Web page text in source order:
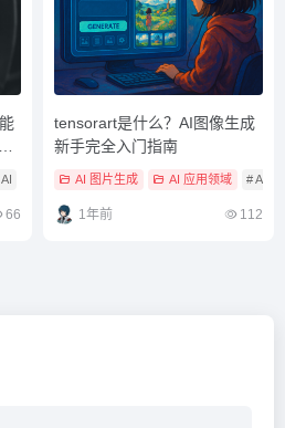
# ai助手 # ai大模型
66
tensorart是什么？AI图像生成
新手完全入门指南
AI 图片生成 AI 应用领域 # AI
1年前 112